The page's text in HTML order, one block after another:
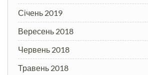
Січень 2019
Вересень 2018
Червень 2018
Травень 2018